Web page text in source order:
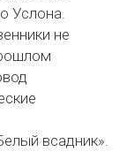
Услона.
не
всадник».